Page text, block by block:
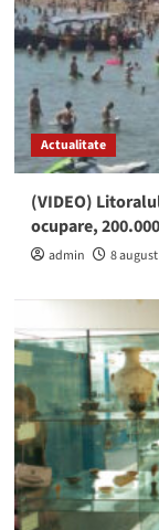
Actualitate
(VIDEO)
ocupare,
admin 8